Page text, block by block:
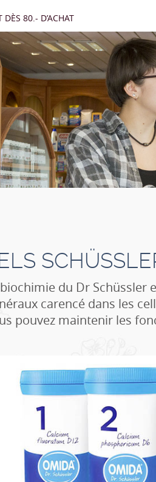
DÈS 80.- D’ACHAT
du Dr
carencé dans les
pouvez maintenir les